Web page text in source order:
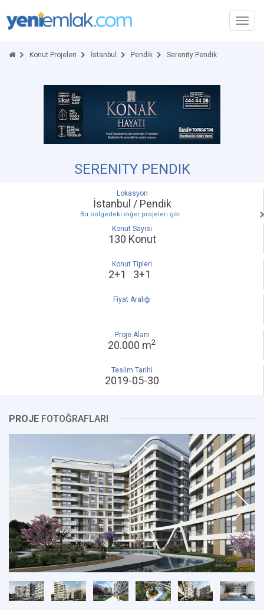
Konut Projeleri İstanbul Pendik Serenity Pendik
SERENITY PENDIK
Lokasyon
İstanbul / Pendik
Bu bölgedeki diğer projeleri gör
Konut Sayısı
130 Konut
Konut Tipleri
2+1 3+1
Fiyat Aralığı
Proje Alanı
20.000 m2
Teslim Tarihi
2019-05-30
PROJE FOTOĞRAFLARI